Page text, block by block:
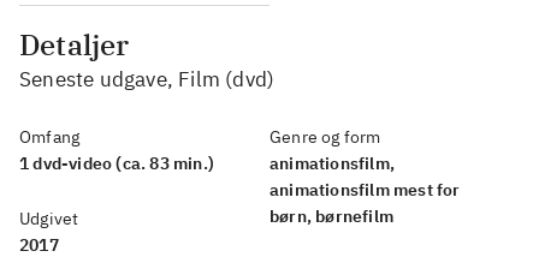
Detaljer
Seneste udgave, Film (dvd)
Omfang
1 dvd-video (ca. 83 min.)
Udgivet
2017
Genre og form
animationsfilm,
animationsfilm mest for
børn, børnefilm